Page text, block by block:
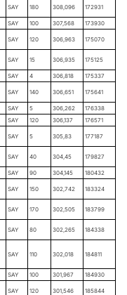
SAY 180 308,096 172931
SAY 100 307,568
173930
SAY 120 306,963 175070
SAY 15 306,935 175125
SAY 4 306,818
175337
SAY 140 306,651 175641
SAY 5 306,262
176338
SAY 120 306,137
176571
SAY 5 305,83 177187
SAY 40 304,45 179827
SAY 90 304,145
180432
SAY 150 302,742 183324
SAY 170 302,505 183799
SAY 80 302,265 184338
SAY 110 302,018 184811
SAY 100 301,967
184930
SAY 120 301,546 185844